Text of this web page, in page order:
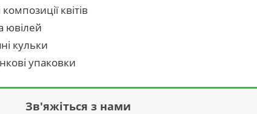
квітів
ювілей
кульки
упаковки
Зв'яжіться з нами